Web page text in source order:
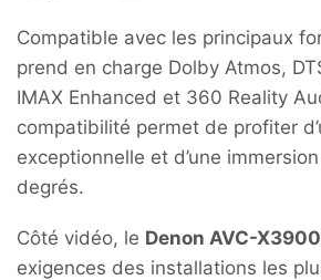
Compatible avec les principaux
prend en charge Dolby Atmos,
IMAX Enhanced et 360 Reality
compatibilité permet de profiter
exceptionnelle et d’une
degrés.
Côté vidéo, le Denon AVC-
exigences des installations les